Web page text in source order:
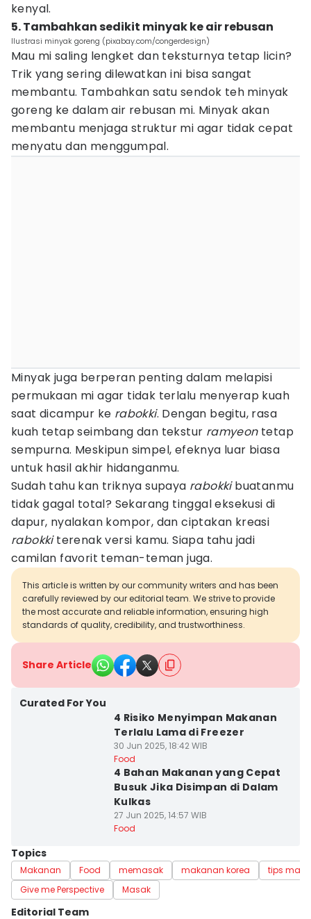
kenyal.
5. Tambahkan sedikit minyak ke air rebusan
Ilustrasi minyak goreng (pixabay.com/congerdesign)
Mau mi saling lengket dan teksturnya tetap licin?
Trik yang sering dilewatkan ini bisa sangat
membantu. Tambahkan satu sendok teh minyak
goreng ke dalam air rebusan mi. Minyak akan
membantu menjaga struktur mi agar tidak cepat
menyatu dan menggumpal.
Minyak juga berperan penting dalam melapisi
permukaan mi agar tidak terlalu menyerap kuah
saat dicampur ke rabokki. Dengan begitu, rasa
kuah tetap seimbang dan tekstur ramyeontetap
sempurna. Meskipun simpel, efeknya luar biasa
untuk hasil akhir hidanganmu.
Sudah tahu kan triknya supaya rabokkibuatanmu
tidak gagal total? Sekarang tinggal eksekusi di
dapur, nyalakan kompor, dan ciptakan kreasi
rabokkiterenak versi kamu. Siapa tahu jadi
camilan favorit teman-teman juga.
This article is written by our community writers and has been
carefully reviewed by our editorial team. We strive to provide
the most accurate and reliable information, ensuring high
standards of quality, credibility, and trustworthiness.
Share Article
Curated For You
4 Risiko Menyimpan Makanan
Terlalu Lama di Freezer
30 Jun 2025, 18:42 WIB
Food
4 Bahan Makanan yang Cepat
Busuk Jika Disimpan di Dalam
Kulkas
27 Jun 2025, 14:57 WIB
Food
Topics
Makanan Food memasak makanan korea
tips
Give me Perspective
Masak
Editorial Team